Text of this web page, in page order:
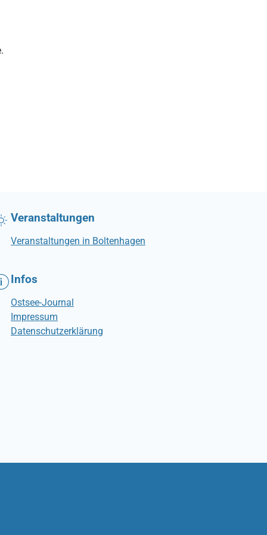
Veranstaltungen
Veranstaltungen in Boltenhagen
Infos
Ostsee-Journal
Impressum
Datenschutzerklärung